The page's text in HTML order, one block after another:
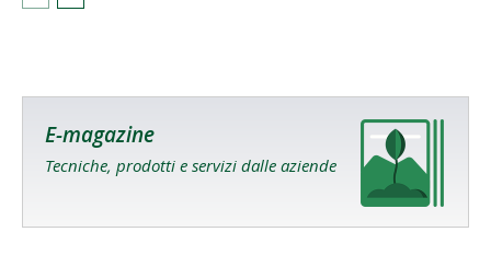
E-magazine
Tecniche, prodotti e servizi dalle aziende